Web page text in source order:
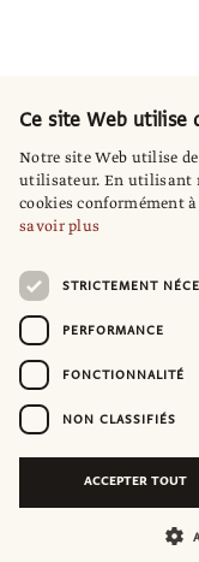
Ce site Web utilise
Notre site Web utilise
utilisateur. En utilisant
cookies conformément
savoir plus
STRICTEMENT
PERFORMANCE
FONCTIONNALITÉ
NON CLASSIFIÉS
ACCEPTER TOUT